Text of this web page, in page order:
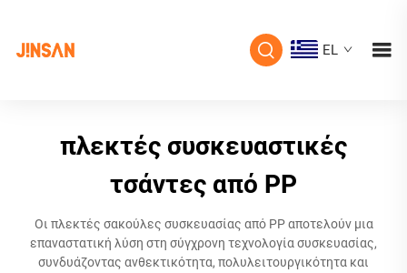
EL
πλεκτές συσκευαστικές
τσάντες από PP
Οι πλεκτές σακούλες συσκευασίας από PP αποτελούν μια
επαναστατική λύση στη σύγχρονη τεχνολογία συσκευασίας,
συνδυάζοντας ανθεκτικότητα, πολυλειτουργικότητα και